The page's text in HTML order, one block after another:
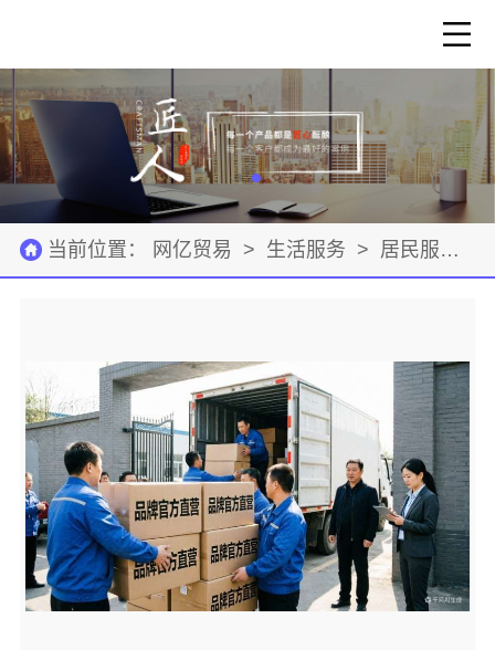
当前位置： 网亿贸易 > 生活服务 > 居民服务